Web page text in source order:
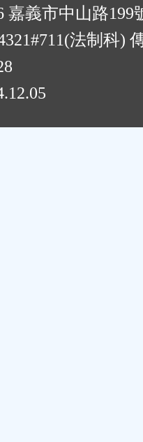
嘉義市中山路199
法制科)